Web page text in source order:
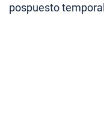
pospuesto